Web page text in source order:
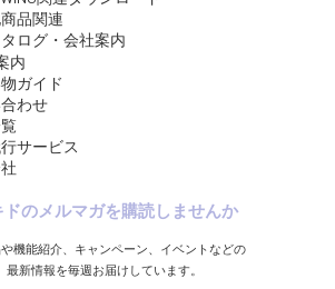
品関連
ログ・会社案内
内
ガイド
わせ
サービス
ドのメルマガを購読しませんか
機能紹介、キャンペーン、イベントなどの
最新情報を毎週お届けしています。